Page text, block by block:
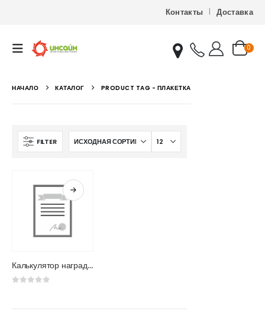
Контакты Доставка
0
НАЧАЛО КАТАЛОГ PRODUCT TAG - ПЛАКЕТКА
FILTER
Калькулятор наградных плакеток